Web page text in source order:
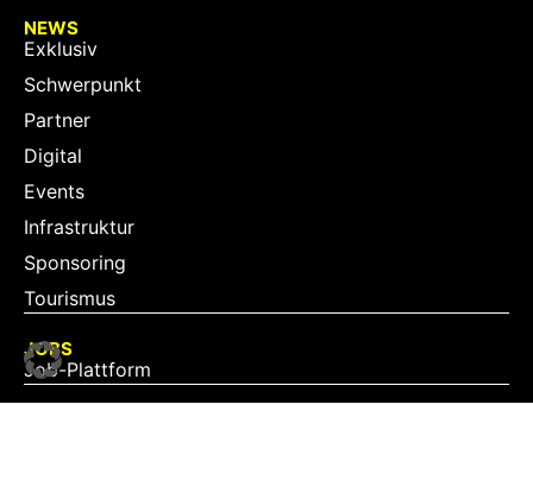
NEWS
Exklusiv
Schwerpunkt
Partner
Digital
Events
Infrastruktur
Sponsoring
Tourismus
JOBS
Job-Plattform